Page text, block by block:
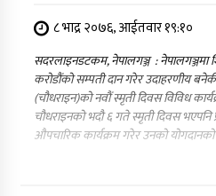
८ भाद्र २०७६, आईतवार १९:१०
सदरलाइनडटकम, नेपालगञ्ज : नेपालगञ्जमा
करोडौंको सम्पती दान गरेर उदाहरणीय
(चौधराइन)को नवौं स्मृती दिवस विविध
चौधराइनको भदौ ६ गते स्मृती दिवस
औपचारिक कार्यक्रम गरेर उनको योगदानको